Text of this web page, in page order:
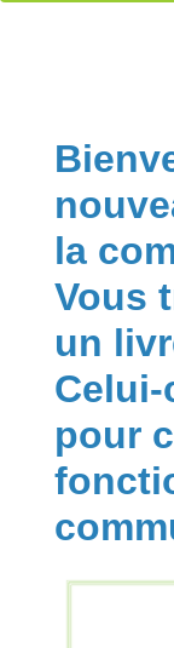
la
Vous
un
pour